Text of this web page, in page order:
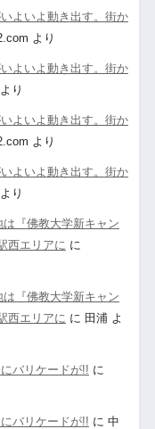
よいよ動き出す。街か
より
よいよ動き出す。街か
より
よいよ動き出す。街か
より
よいよ動き出す。街か
より
『佛教大学新キャン
西エリアに に
『佛教大学新キャン
西エリアに に 田浦よ
バリケードが!! に
バリケードが!! に 中